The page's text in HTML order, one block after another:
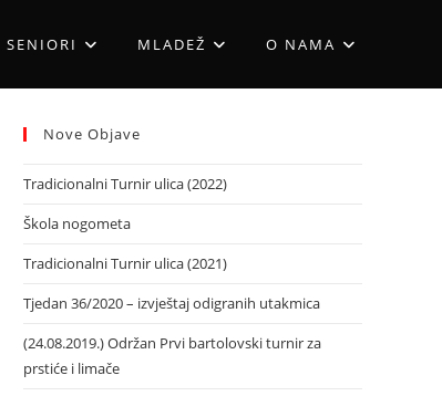
SENIORI MLADEŽ O NAMA
Nove Objave
Tradicionalni Turnir ulica (2022)
Škola nogometa
Tradicionalni Turnir ulica (2021)
Tjedan 36/2020 – izvještaj odigranih utakmica
(24.08.2019.) Održan Prvi bartolovski turnir za
prstiće i limače